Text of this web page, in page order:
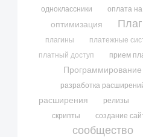
одноклассники оплата
оптимизация
плагины
платежные
платный доступ
прием
Программирование
разработка
расширения релизы
скрипты
создание
сообщество